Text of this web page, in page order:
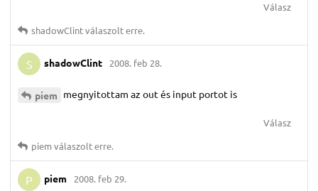
Válasz
shadowClintválaszolt erre.
S shadowClint 2008. feb 28.
piem megnyitottam az out és input portot is
Válasz
piemválaszolt erre.
P piem 2008. feb 29.